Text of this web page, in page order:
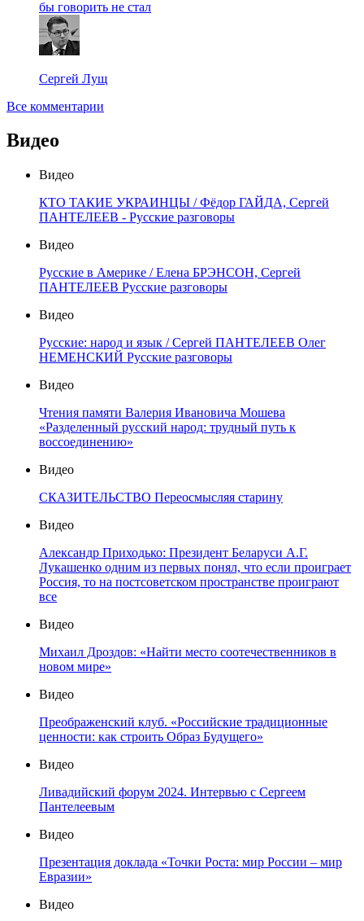
бы говорить не стал
Сергей Лущ
Все комментарии
Видео
Видео
КТО ТАКИЕ УКРАИНЦЫ / Фёдор ГАЙДА, Сергей
ПАНТЕЛЕЕВ - Русские разговоры
Видео
Русские в Америке / Елена БРЭНСОН, Сергей
ПАНТЕЛЕЕВ Русские разговоры
Видео
Русские: народ и язык / Сергей ПАНТЕЛЕЕВ Олег
НЕМЕНСКИЙ Русские разговоры
Видео
Чтения памяти Валерия Ивановича Мошева
«Разделенный русский народ: трудный путь к
воссоединению»
Видео
СКАЗИТЕЛЬСТВО Переосмысляя старину
Видео
Александр Приходько: Президент Беларуси А.Г.
Лукашенко одним из первых понял, что если проиграет
Россия, то на постсоветском пространстве проиграют
все
Видео
Михаил Дроздов: «Найти место соотечественников в
новом мире»
Видео
Преображенский клуб. «Российские традиционные
ценности: как строить Образ Будущего»
Видео
Ливадийский форум 2024. Интервью с Сергеем
Пантелеевым
Видео
Презентация доклада «Точки Роста: мир России – мир
Евразии»
Видео